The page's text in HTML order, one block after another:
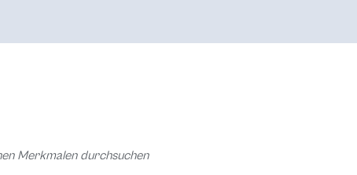
Merkmalen durchsuchen